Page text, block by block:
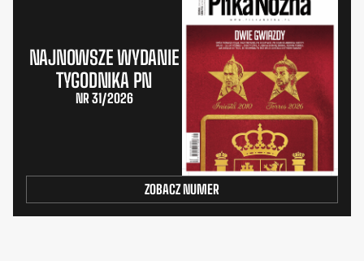
NAJNOWSZE WYDANIE
TYGODNIKA PN
NR 31/2026
ZOBACZ NUMER